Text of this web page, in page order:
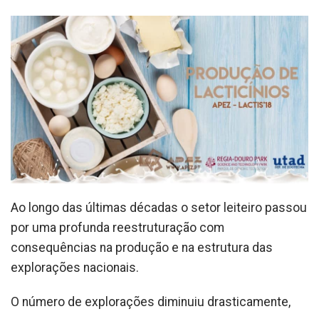
Ao longo das últimas décadas o setor leiteiro passou
por uma profunda reestruturação com
consequências na produção e na estrutura das
explorações nacionais.
O número de explorações diminuiu drasticamente,